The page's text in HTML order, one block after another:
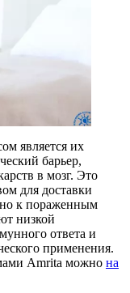
является их
барьер,
в мозг. Это
для доставки
к пораженным
низкой
ответа и
применения.
Amrita можно на